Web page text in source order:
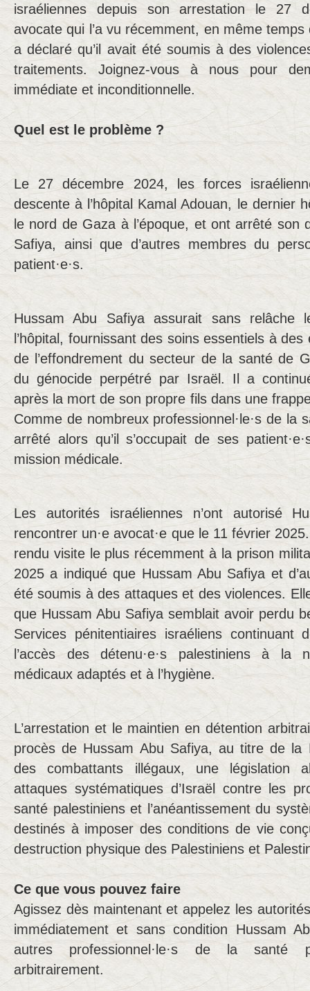
israéliennes depuis son arrestation le 27
avocate qui l’a vu récemment, en même temps
a déclaré qu’il avait été soumis à des
traitements. Joignez-vous à nous pour
immédiate et inconditionnelle.
Quel est le problème ?
Le 27 décembre 2024, les forces
descente à l’hôpital Kamal Adouan, le dernier
le nord de Gaza à l’époque, et ont arrêté son
Safiya, ainsi que d’autres membres du
patient·e·s.
Hussam Abu Safiya assurait sans relâche
l’hôpital, fournissant des soins essentiels à
de l’effondrement du secteur de la santé de
du génocide perpétré par Israël. Il a
après la mort de son propre fils dans une
Comme de nombreux professionnel·le·s de la
arrêté alors qu’il s’occupait de ses
mission médicale.
Les autorités israéliennes n’ont autorisé
rencontrer un·e avocat·e que le 11 février
rendu visite le plus récemment à la prison
2025 a indiqué que Hussam Abu Safiya et
été soumis à des attaques et des violences.
que Hussam Abu Safiya semblait avoir perdu
Services pénitentiaires israéliens continuant
l’accès des détenu·e·s palestiniens à la
médicaux adaptés et à l’hygiène.
L’arrestation et le maintien en détention
procès de Hussam Abu Safiya, au titre de la
des combattants illégaux, une législation
attaques systématiques d’Israël contre les
santé palestiniens et l’anéantissement du
destinés à imposer des conditions de vie
destruction physique des Palestiniens et
Ce que vous pouvez faire
Agissez dès maintenant et appelez les
immédiatement et sans condition Hussam
autres professionnel·le·s de la santé
arbitrairement.